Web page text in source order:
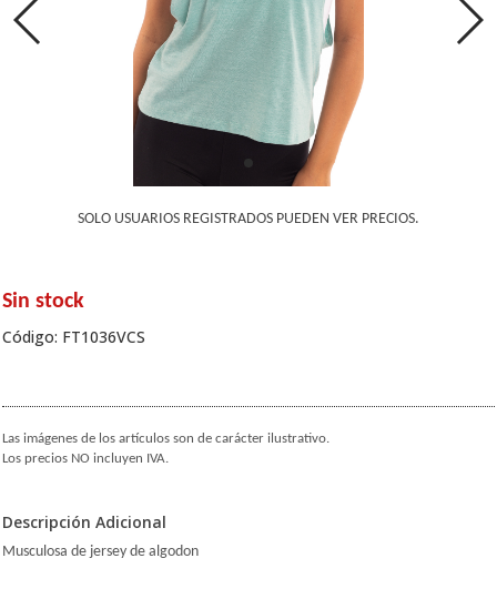
SOLO USUARIOS REGISTRADOS PUEDEN VER PRECIOS.
Sin stock
Código: FT1036VCS
Las imágenes de los artículos son de carácter ilustrativo.
Los precios NO incluyen IVA.
Descripción Adicional
Musculosa de jersey de algodon